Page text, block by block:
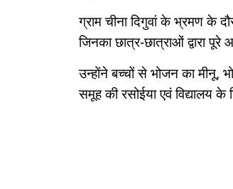
ग्राम चीना दिगुवां के भ्रमण के
जिनका छात्र-छात्राओं द्वारा
उन्होंने बच्चों से भोजन का मीनू,
समूह की रसोईया एवं विद्यालय के